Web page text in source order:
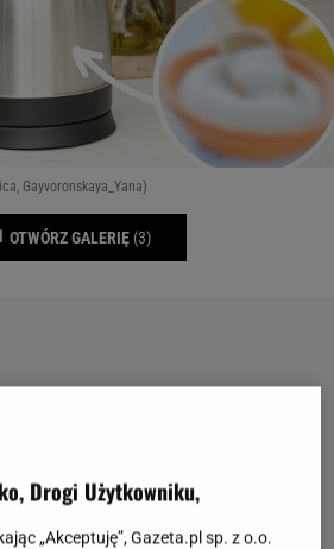
Gayvoronskaya_Yana)
OTWÓRZ GALERIĘ (3)
Drogi Użytkowniku,
„Akceptuję”, Gazeta.pl sp. z o.o.